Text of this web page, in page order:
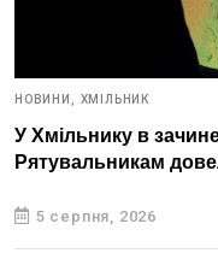
НОВИНИ, ХМІЛЬНИК
У Хмільнику в
Рятувальникам
5 серпня, 2026